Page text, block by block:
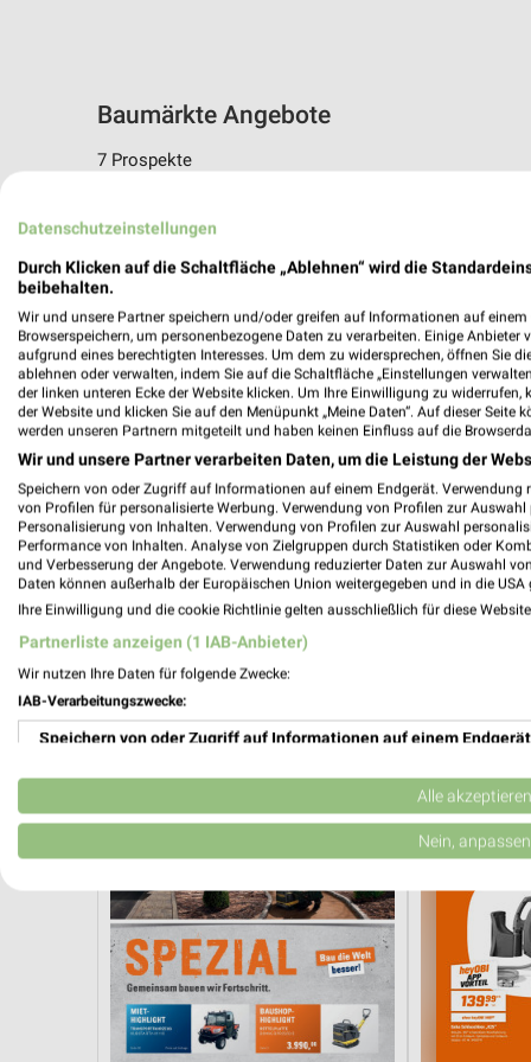
Baumärkte Angebote
7 Prospekte
13,5 km
Angebote ab 01.08.
Noch heute gültig
HKL BAUMASCHINEN OBI
Datenschutzeinstellungen
Durch Klicken auf die Schaltfläche „Ablehnen“ wird die
beibehalten.
Wir und unsere Partner speichern und/oder greifen auf Informationen auf einem
Browserspeichern, um personenbezogene Daten zu verarbeiten. Einige
aufgrund eines berechtigten Interesses. Um dem zu widersprechen, öffnen Sie
ablehnen oder verwalten, indem Sie auf die Schaltfläche „Einstellungen
der linken unteren Ecke der Website klicken. Um Ihre Einwilligung zu
der Website und klicken Sie auf den Menüpunkt „Meine Daten“. Auf dieser
werden unseren Partnern mitgeteilt und haben keinen Einfluss auf die
Wir und unsere Partner verarbeiten Daten, um die Leistung der
Speichern von oder Zugriff auf Informationen auf einem Endgerät. Verwendung
von Profilen für personalisierte Werbung. Verwendung von Profilen zur
Personalisierung von Inhalten. Verwendung von Profilen zur Auswahl
Performance von Inhalten. Analyse von Zielgruppen durch Statistiken oder
und Verbesserung der Angebote. Verwendung reduzierter Daten zur Auswahl
Daten können außerhalb der Europäischen Union weitergegeben und in die USA
Ihre Einwilligung und die cookie Richtlinie gelten ausschließlich für diese
Partnerliste anzeigen (1 IAB-Anbieter)
Wir nutzen Ihre Daten für folgende Zwecke:
IAB-Verarbeitungszwecke:
Speichern von oder Zugriff auf Informationen auf einem Endgerät
Verwendung reduzierter Daten zur Auswahl von Werbeanzeigen
Erstellung von Profilen für personalisierte Werbung
Erstellung von Profilen zur Personalisierung von Inhalten
Verwendung von Profilen zur Auswahl personalisierter Inhalte
Messung der Werbeleistung
Alle akzeptieren
Nein, anpassen